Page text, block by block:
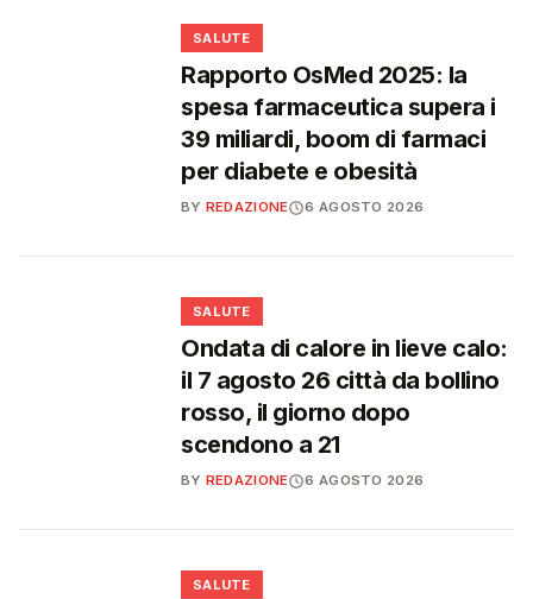
SALUTE
Rapporto OsMed 2025: la
spesa farmaceutica supera i
39 miliardi, boom di farmaci
per diabete e obesità
BY REDAZIONE 6 AGOSTO 2026
SALUTE
Ondata di calore in lieve calo:
il 7 agosto 26 città da bollino
rosso, il giorno dopo
scendono a 21
BY REDAZIONE 6 AGOSTO 2026
SALUTE